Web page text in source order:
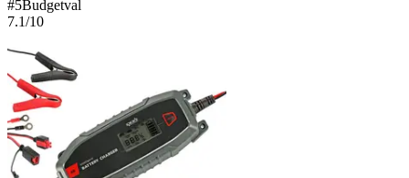
#5Budgetval
7.1/10